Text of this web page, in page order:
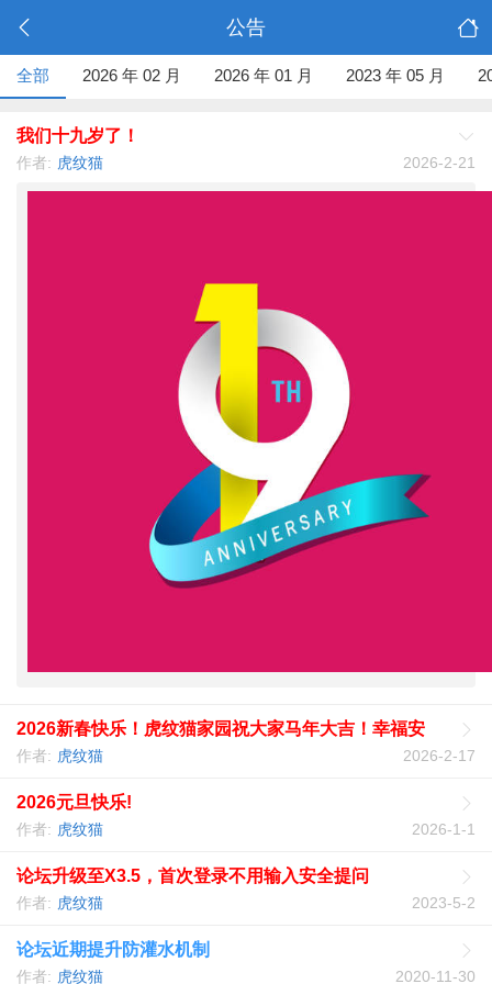
公告
全部 2026 年 02 月 2026 年 01 月 2023 年 05 月
我们十九岁了！
2026-2-21
作者: 虎纹猫
2026新春快乐！虎纹猫家园祝大家马年大吉！幸福安
康！！
2026-2-17
作者: 虎纹猫
2026元旦快乐!
2026-1-1
作者: 虎纹猫
论坛升级至X3.5，首次登录不用输入安全提问
2023-5-2
作者: 虎纹猫
论坛近期提升防灌水机制
2020-11-30
作者: 虎纹猫